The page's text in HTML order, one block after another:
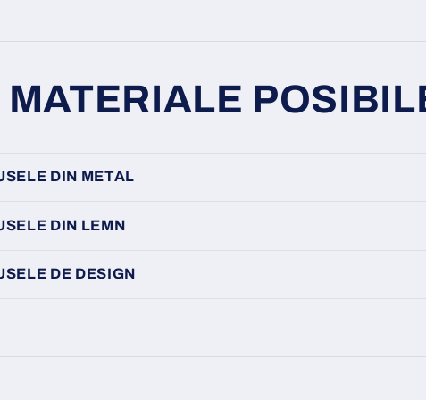
MATERIALE
DIN METAL
DIN LEMN
DE DESIGN